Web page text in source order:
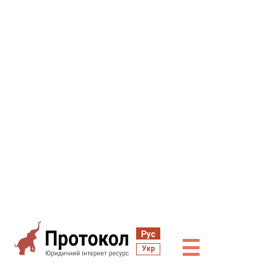
Рус
Укр ☰